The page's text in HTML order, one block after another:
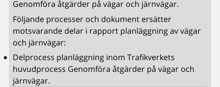
Genomföra åtgärder på vägar och järnvägar.
Följande processer och dokument ersätter
motsvarande delar i rapport planläggning av vägar
och järnvägar:
Delprocess planläggning inom Trafikverkets
huvudprocess Genomföra åtgärder på vägar och
järnvägar.